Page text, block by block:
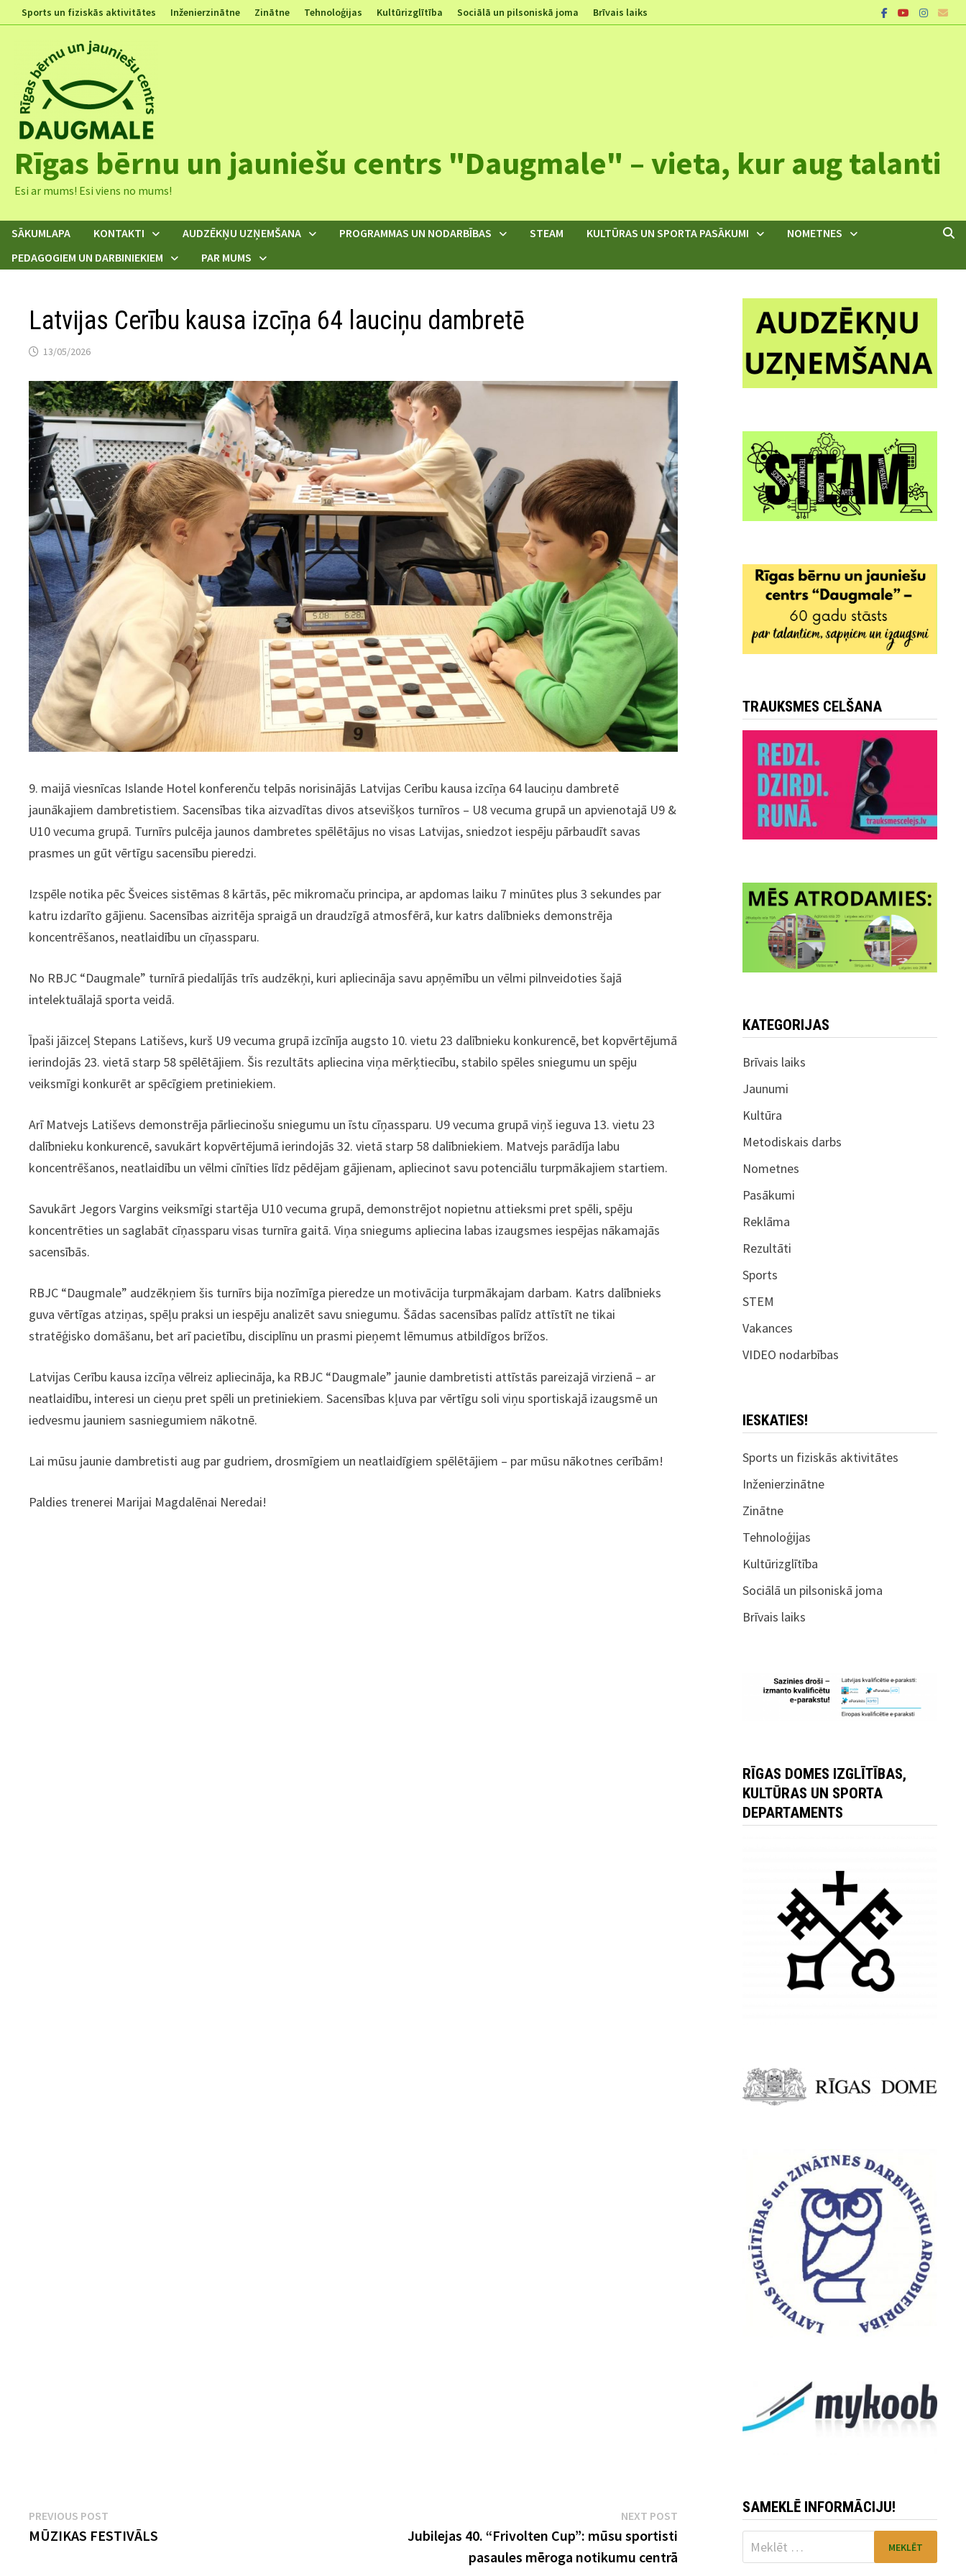
to
Sports un fiziskās aktivitātes Inženierzinātne Zinātne Tehnoloģijas Kultūrizglītība Sociālā un pilsoniskā joma Brīvais laiks
Rīgas bērnu un jauniešu centrs "Daugmale" – vieta, kur aug talanti
Esi ar mums! Esi viens no mums!
SĀKUMLAPA KONTAKTI AUDZĒKŅU UZŅEMŠANA PROGRAMMAS UN NODARBĪBAS STEAM KULTŪRAS UN SPORTA PASĀKUMI
NOMETNES
PEDAGOGIEM UN DARBINIEKIEM
PAR MUMS
Latvijas Cerību kausa izcīņa 64 lauciņu dambretē
13/05/2026
9. maijā viesnīcas Islande Hotel konferenču telpās norisinājās Latvijas Cerību kausa izcīņa 64 lauciņu dambretē
jaunākajiem dambretistiem. Sacensības tika aizvadītas divos atsevišķos turnīros – U8 vecuma grupā un apvienotajā U9 &
U10 vecuma grupā. Turnīrs pulcēja jaunos dambretes spēlētājus no visas Latvijas, sniedzot iespēju pārbaudīt savas
prasmes un gūt vērtīgu sacensību pieredzi.
Izspēle notika pēc Šveices sistēmas 8 kārtās, pēc mikromaču principa, ar apdomas laiku 7 minūtes plus 3 sekundes par
katru izdarīto gājienu. Sacensības aizritēja spraigā un draudzīgā atmosfērā, kur katrs dalībnieks demonstrēja
koncentrēšanos, neatlaidību un cīņassparu.
No RBJC “Daugmale” turnīrā piedalījās trīs audzēkņi, kuri apliecināja savu apņēmību un vēlmi pilnveidoties šajā
intelektuālajā sporta veidā.
Īpaši jāizceļ Stepans Latiševs, kurš U9 vecuma grupā izcīnīja augsto 10. vietu 23 dalībnieku konkurencē, bet kopvērtējumā
ierindojās 23. vietā starp 58 spēlētājiem. Šis rezultāts apliecina viņa mērķtiecību, stabilo spēles sniegumu un spēju
veiksmīgi konkurēt ar spēcīgiem pretiniekiem.
Arī Matvejs Latiševs demonstrēja pārliecinošu sniegumu un īstu cīņassparu. U9 vecuma grupā viņš ieguva 13. vietu 23
dalībnieku konkurencē, savukārt kopvērtējumā ierindojās 32. vietā starp 58 dalībniekiem. Matvejs parādīja labu
koncentrēšanos, neatlaidību un vēlmi cīnīties līdz pēdējam gājienam, apliecinot savu potenciālu turpmākajiem startiem.
Savukārt Jegors Vargins veiksmīgi startēja U10 vecuma grupā, demonstrējot nopietnu attieksmi pret spēli, spēju
koncentrēties un saglabāt cīņassparu visas turnīra gaitā. Viņa sniegums apliecina labas izaugsmes iespējas nākamajās
sacensībās.
RBJC “Daugmale” audzēkņiem šis turnīrs bija nozīmīga pieredze un motivācija turpmākajam darbam. Katrs dalībnieks
guva vērtīgas atziņas, spēļu praksi un iespēju analizēt savu sniegumu. Šādas sacensības palīdz attīstīt ne tikai
stratēģisko domāšanu, bet arī pacietību, disciplīnu un prasmi pieņemt lēmumus atbildīgos brīžos.
Latvijas Cerību kausa izcīņa vēlreiz apliecināja, ka RBJC “Daugmale” jaunie dambretisti attīstās pareizajā virzienā – ar
neatlaidību, interesi un cieņu pret spēli un pretiniekiem. Sacensības kļuva par vērtīgu soli viņu sportiskajā izaugsmē un
iedvesmu jauniem sasniegumiem nākotnē.
Lai mūsu jaunie dambretisti aug par gudriem, drosmīgiem un neatlaidīgiem spēlētājiem – par mūsu nākotnes cerībām!
Paldies trenerei Marijai Magdalēnai Neredai!
Ziņu
izvēlne
PREVIOUS POST
post:
MŪZIKAS FESTIVĀLS
NEXT POSTNext
post:
Jubilejas 40. “Frivolten Cup”: mūsu sportisti
pasaules mēroga notikumu centrā
TRAUKSMES CELŠANA
KATEGORIJAS
Brīvais laiks
Jaunumi
Kultūra
Metodiskais darbs
Nometnes
Pasākumi
Reklāma
Rezultāti
Sports
STEM
Vakances
VIDEO nodarbības
IESKATIES!
Sports un fiziskās aktivitātes
Inženierzinātne
Zinātne
Tehnoloģijas
Kultūrizglītība
Sociālā un pilsoniskā joma
Brīvais laiks
RĪGAS DOMES IZGLĪTĪBAS,
KULTŪRAS UN SPORTA
DEPARTAMENTS
SAMEKLĒ INFORMĀCIJU!
Meklēt: